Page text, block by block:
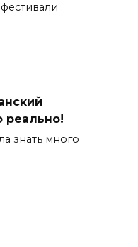
реально!
знать много